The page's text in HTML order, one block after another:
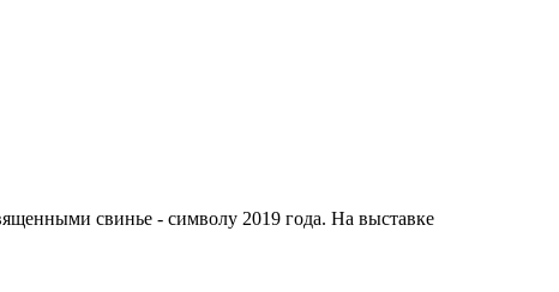
свинье - символу 2019 года. На выставке